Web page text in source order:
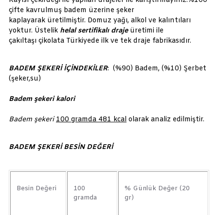
çifte kavrulmuş badem üzerine şeker
kaplayarak üretilmiştir. Domuz yağı, alkol ve kalıntıları
yoktur. Üstelik helal sertifikalı drajeüretimi ile
çakıltaşı çikolata Türkiyede ilk ve tek draje fabrikasıdır.
BADEM ŞEKERİ İÇİNDEKİLER: (%90) Badem, (%10) Şerbet
(şeker,su)
Badem şekeri kalori
Badem şekeri 100 gramda 481 kcal olarak analiz edilmiştir.
BADEM ŞEKERİ BESİN DEĞERİ
Besin Değeri
100
gramda
% Günlük Değer (20
gr)